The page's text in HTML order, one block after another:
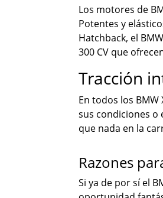
Los motores de
Potentes y
Hatchback, el
300 CV que
Tracción
En todos los
sus condiciones o
que nada en la
Razones
Si ya de por sí el